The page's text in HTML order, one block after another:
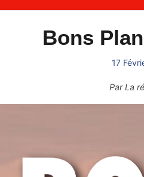
Bons
17
ParLa